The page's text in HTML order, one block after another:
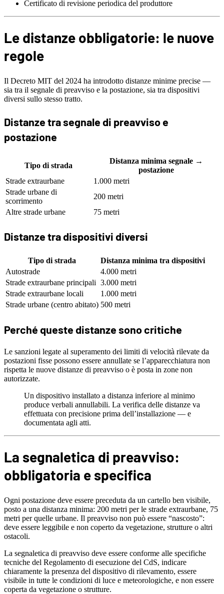
Certificato di revisione periodica del produttore
Le distanze obbligatorie: le nuove
regole
Il Decreto MIT del 2024 ha introdotto distanze minime precise —
sia tra il segnale di preavviso e la postazione, sia tra dispositivi
diversi sullo stesso tratto.
Distanze tra segnale di preavviso e
postazione
Tipo di strada
Distanza minima segnale →
postazione
Strade extraurbane
1.000 metri
Strade urbane di
scorrimento
200 metri
Altre strade urbane
75 metri
Distanze tra dispositivi diversi
Tipo di strada
Distanza minima tra dispositivi
Autostrade
4.000 metri
Strade extraurbane principali 3.000 metri
Strade extraurbane locali
1.000 metri
Strade urbane (centro abitato) 500 metri
Perché queste distanze sono critiche
Le sanzioni legate al superamento dei limiti di velocità rilevate da
postazioni fisse possono essere annullate se l’apparecchiatura non
rispetta le nuove distanze di preavviso o è posta in zone non
autorizzate.
Un dispositivo installato a distanza inferiore al minimo
produce verbali annullabili. La verifica delle distanze va
effettuata con precisione prima dell’installazione — e
documentata agli atti.
La segnaletica di preavviso:
obbligatoria e specifica
Ogni postazione deve essere preceduta da un cartello ben visibile,
posto a una distanza minima: 200 metri per le strade extraurbane, 75
metri per quelle urbane. Il preavviso non può essere “nascosto”:
deve essere leggibile e non coperto da vegetazione, strutture o altri
ostacoli.
La segnaletica di preavviso deve essere conforme alle specifiche
tecniche del Regolamento di esecuzione del CdS, indicare
chiaramente la presenza del dispositivo di rilevamento, essere
visibile in tutte le condizioni di luce e meteorologiche, e non essere
coperta da vegetazione o strutture.